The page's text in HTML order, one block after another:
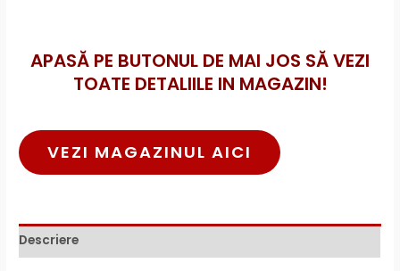
APASĂ PE BUTONUL DE MAI JOS SĂ VEZI
TOATE DETALIILE IN MAGAZIN!
VEZI MAGAZINUL AICI
Descriere